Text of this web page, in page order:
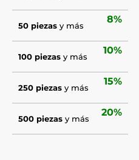
50 piezas y más
8%
100 piezas y más
10%
250 piezas y más
15%
500 piezas y más
20%